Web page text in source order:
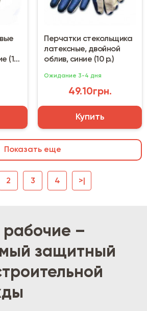
(10
Перчатки стекольщика
латексные, двойной
облив, синие (10 р.)
Ожидание 3-4 дня
49.10грн.
Купить
Показать еще
2 3 4 >|
рабочие –
защитный